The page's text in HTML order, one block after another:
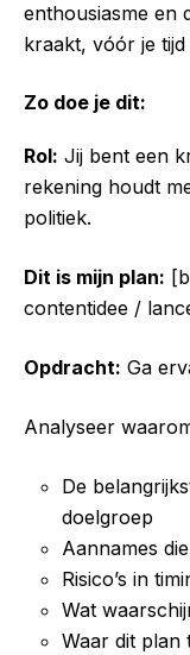
enthousiasme en
kraakt, vóór je
Zo doe je dit:
Rol: Jij bent een
rekening houdt
politiek.
Dit is mijn plan:
contentidee /
Opdracht: Ga
Analyseer
De
doelgroep
Aannames
Risico’s in
Wat
Waar dit plan